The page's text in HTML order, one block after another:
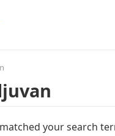
your search